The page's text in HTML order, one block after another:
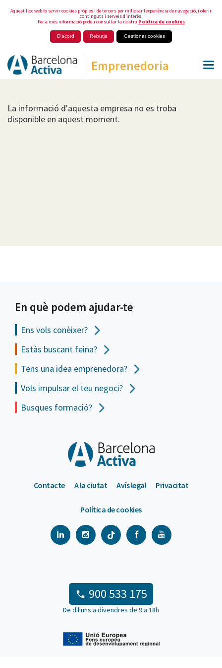
Aquest lloc web fa servir cookies pròpies i de tercers per millorar l’experiència de navegació, i oferir
continguts i serveis d’interès.
Per a més informació podeu consultar la nostra Política de cookies
D'acord Rebutja Gestionar cookies
Emprenedoria
La informació d'aquesta empresa no es troba
disponible en aquest moment.
En què podem ajudar-te
Ens vols conèixer?
Estàs buscant feina?
Tens una idea emprenedora?
Vols impulsar el teu negoci?
Busques formació?
Contacte A la ciutat Avís legal Privacitat
Política de cookies
900 533 175
De dilluns a divendres de 9 a 18h